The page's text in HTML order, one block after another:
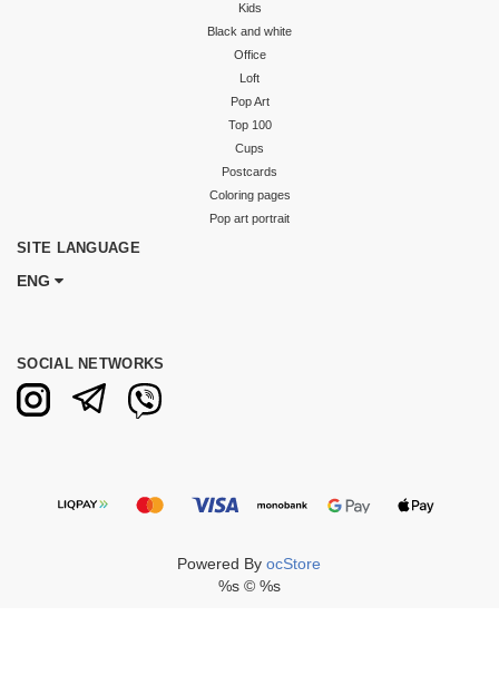
Kids
Black and white
Office
Loft
Pop Art
Top 100
Cups
Postcards
Coloring pages
Pop art portrait
SITE LANGUAGE
ENG
SOCIAL NETWORKS
Powered ByocStore
%s © %s